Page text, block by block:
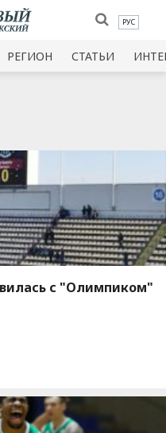
РУС
РЕГИОН СТАТЬИ
с "Олимпиком"